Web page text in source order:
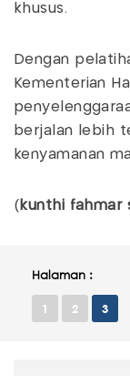
khusus.
Dengan
Kementerian
berjalan lebih
kenyamanan
( kunthi fahmar
Halaman :
1 2 3